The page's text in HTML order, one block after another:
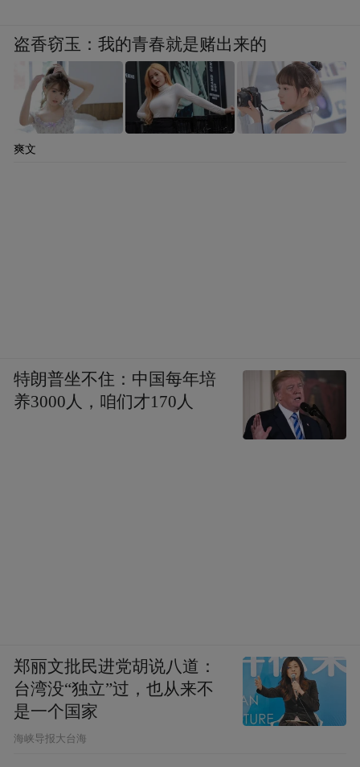
盗香窃玉：我的青春就是赌出来的
爽文
特朗普坐不住：中国每年培
养3000人，咱们才170人
郑丽文批民进党胡说八道：
台湾没“独立”过，也从来不
是一个国家
​海峡导报大台海